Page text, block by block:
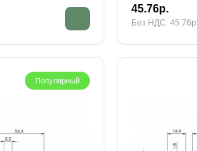
45.76р.
Без НДС:
Популярный